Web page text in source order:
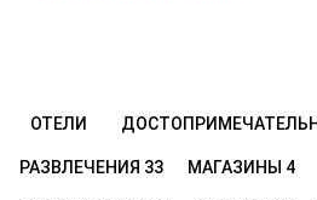
ОТЕЛИ
РАЗВЛЕЧЕНИЯ 33 МАГАЗИНЫ 4